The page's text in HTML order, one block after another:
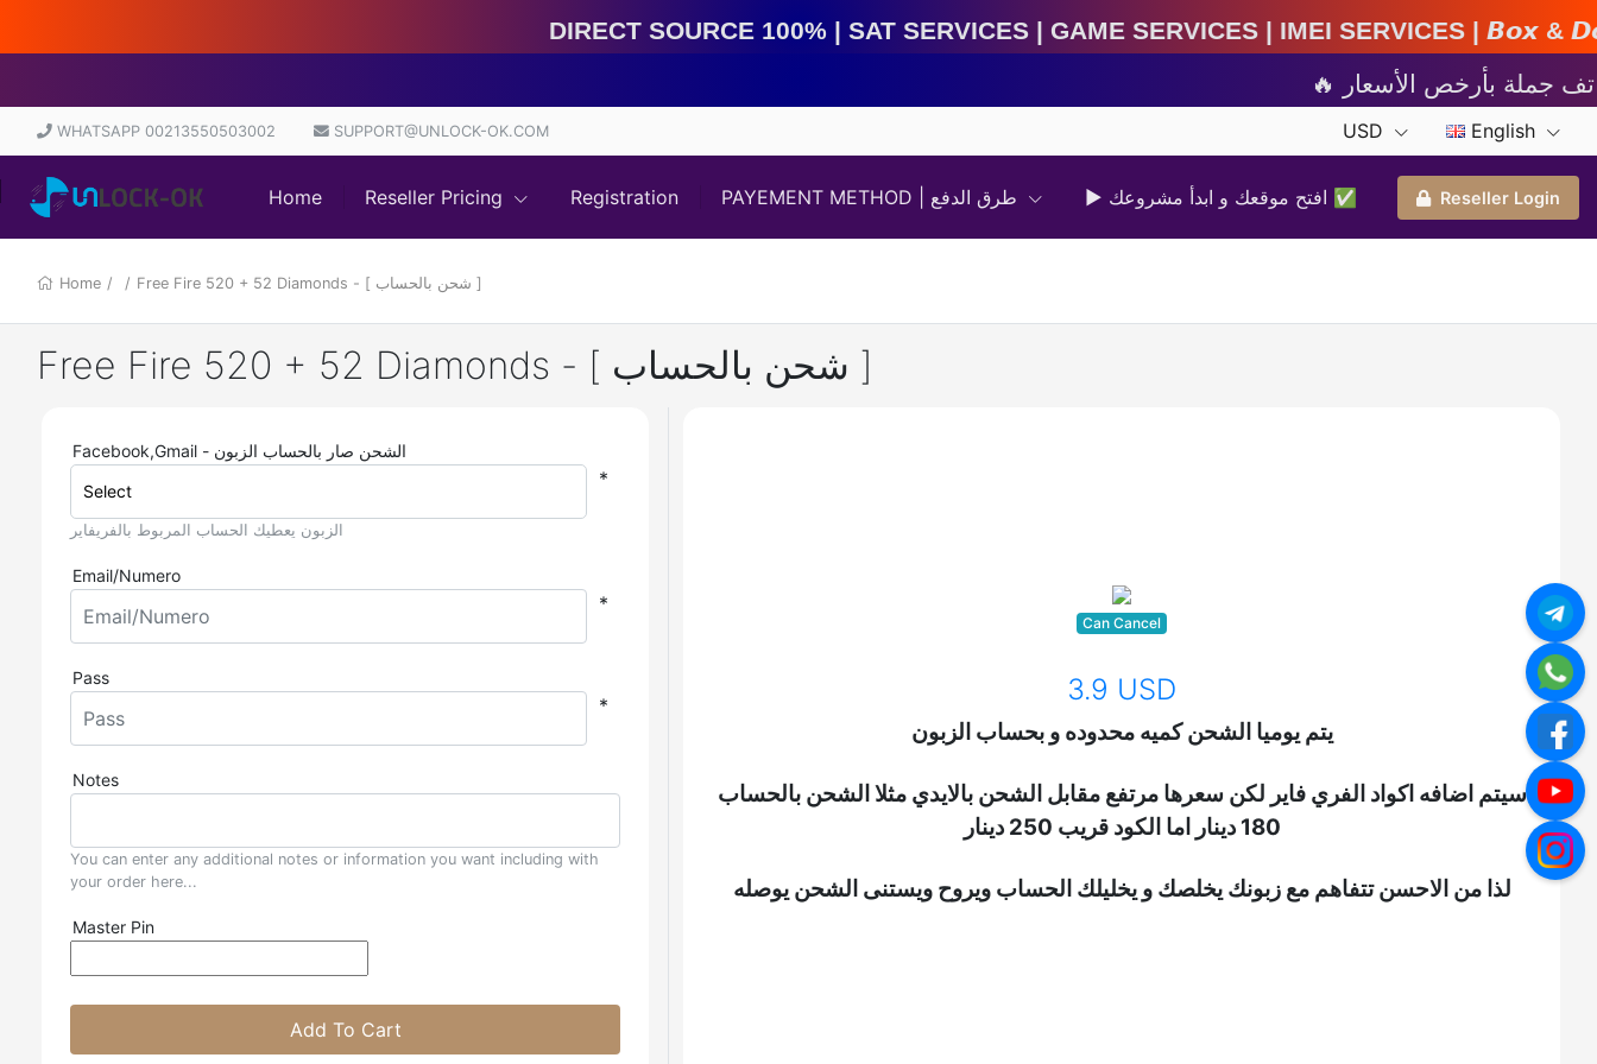
Direct Source 100% | Sat Services | Game Services | IMEI Services | 𝘽𝙤𝙭 &
WHATSAPP 00213550503002 SUPPORT@UNLOCK-OK.COM USD English
Home Reseller Pricing Registration ▶ افتح موقعك و ابدأ مشروعك ✅️ Reseller Login
Home / / Free Fire 520 + 52 Diamonds - [ شحن بالحساب ]
Free Fire 520 + 52 Diamonds - [ شحن بالحساب ]
Facebook,Gmail - الشحن صار بالحساب الزبون
Select
*
الزبون يعطيك الحساب المربوط بالفريفاير
Email/Numero
*
Pass
*
Notes
You can enter any additional notes or information you want including with
your order here...
Master Pin
Add To Cart
Can Cancel
3.9 USD
يتم يوميا الشحن كميه محدوده و بحساب الزبون
سيتم اضافه اكواد الفري فاير لكن سعرها مرتفع مقابل الشحن بالايدي مثلا الشحن بالحساب
180 دينار اما الكود قريب 250 دينار
لذا من الاحسن تتفاهم مع زبونك يخلصك و يخليلك الحساب ويروح ويستنى الشحن يوصله